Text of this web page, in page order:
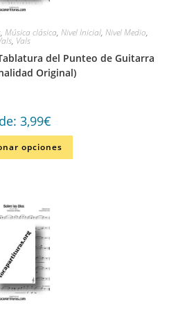
, Música clásica, Nivel Inicial, Nivel Medio,
, Vals
del Punteo de Guitarra
Original)
3,99€
opciones